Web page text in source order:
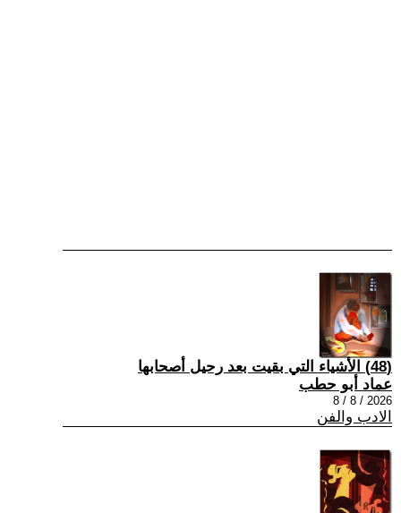
(48) الأشياء التي بقيت بعد رحيل أصحابها
عماد أبو حطب
2026 / 8 / 8
الادب والفن